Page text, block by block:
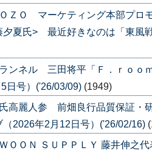
ＺＯ マーケティング本部プロ
夏氏> 最近好きなのは「東風
ンネル 三田将平「Ｆ．ｒｏｏ
5日号）('26/03/09) (1949)
高麗人参 前畑良行品質保証・
（2026年2月12日号）('26/02/16)
ＯＯＮ ＳＵＰＰＬＹ 藤井伸之